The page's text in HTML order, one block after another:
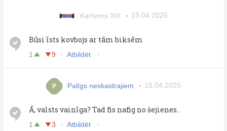
Karlsons XIII 15.04.2025
Būsi īsts kovbojs ar tām biksēm
1 9 Atbildēt
P Palīgs neskaidrajiem 15.04.2025
Ā, valsts vainīga? Tad fis nafig no šejienes..
1 3 Atbildēt